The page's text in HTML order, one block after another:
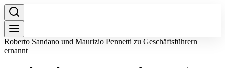
Roberto Sandano und Maurizio Pennetti zu Geschäftsführern
ernannt